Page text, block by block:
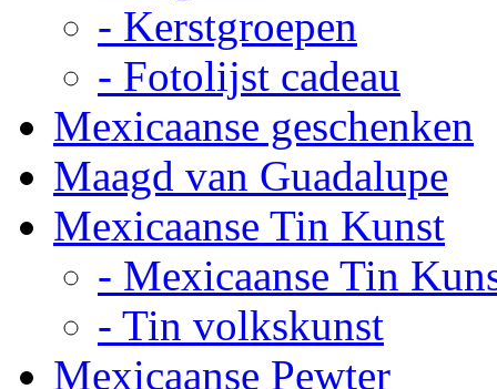
- Kerstgroepen
- Fotolijst cadeau
Mexicaanse geschenken
Maagd van Guadalupe
Mexicaanse Tin Kunst
- Mexicaanse Tin
- Tin volkskunst
Mexicaanse Pewter